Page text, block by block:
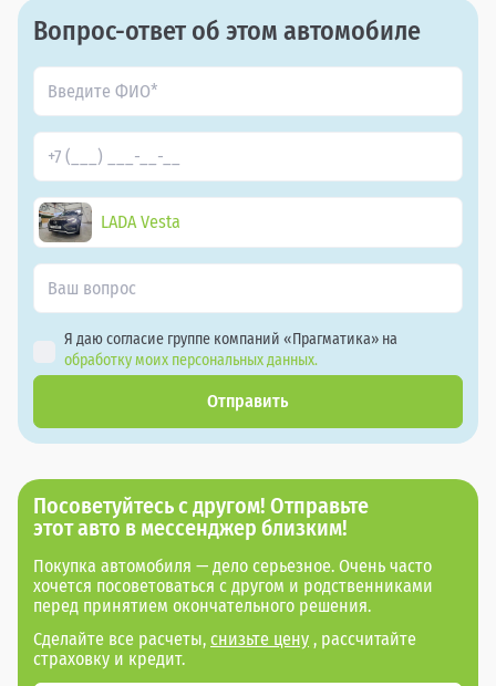
Вопрос-ответ об этом автомобиле
LADA Vesta
Я даю согласие группе компаний «Прагматика» на
обработку моих персональных данных.
Отправить
Посоветуйтесь с другом! Отправьте
этот авто в мессенджер близким!
Покупка автомобиля — дело серьезное. Очень часто
хочется посоветоваться с другом и родственниками
перед принятием окончательного решения.
Сделайте все расчеты, снизьте цену , рассчитайте
страховку и кредит.